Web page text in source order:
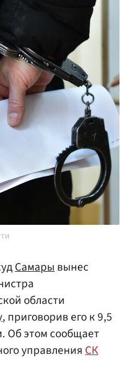
Самарывынес
области
, приговорив его к 9,5
Об этом сообщает
управленияСК